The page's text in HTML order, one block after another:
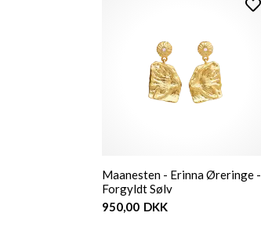
Maanesten - Erinna Øreringe -
Forgyldt Sølv
950,00 DKK